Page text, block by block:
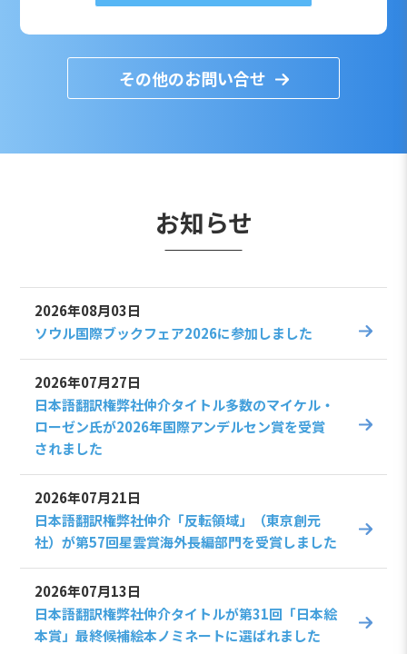
その他のお問い合せ
お知らせ
2026年08月03日
ソウル国際ブックフェア2026に参加しました
2026年07月27日
日本語翻訳権弊社仲介タイトル多数のマイケル・
ローゼン氏が2026年国際アンデルセン賞を受賞
されました
2026年07月21日
日本語翻訳権弊社仲介「反転領域」（東京創元
社）が第57回星雲賞海外長編部門を受賞しました
2026年07月13日
日本語翻訳権弊社仲介タイトルが第31回「日本絵
本賞」最終候補絵本ノミネートに選ばれました